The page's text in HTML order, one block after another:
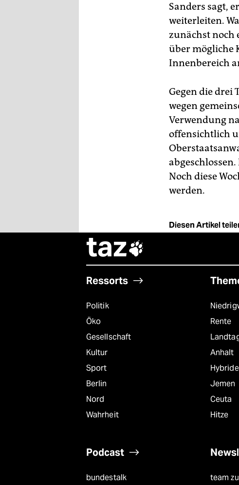
Sanders sagt,
weiterleiten.
zunächst noch
über mögliche
Innenbereich
Gegen die drei
wegen
Verwendung
offensichtlich
Noch diese
werden.
Diesen Artikel
taz
Ressorts
Politik
Öko
Gesellschaft
Kultur
Sport
Berlin
Nord
Wahrheit
Rente
Anhalt
Jemen
Ceuta
Hitze
Podcast
bundestalk team